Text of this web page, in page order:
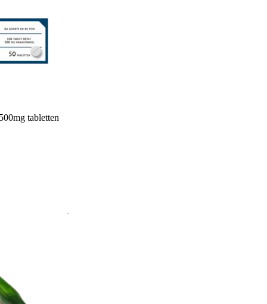
tabletten